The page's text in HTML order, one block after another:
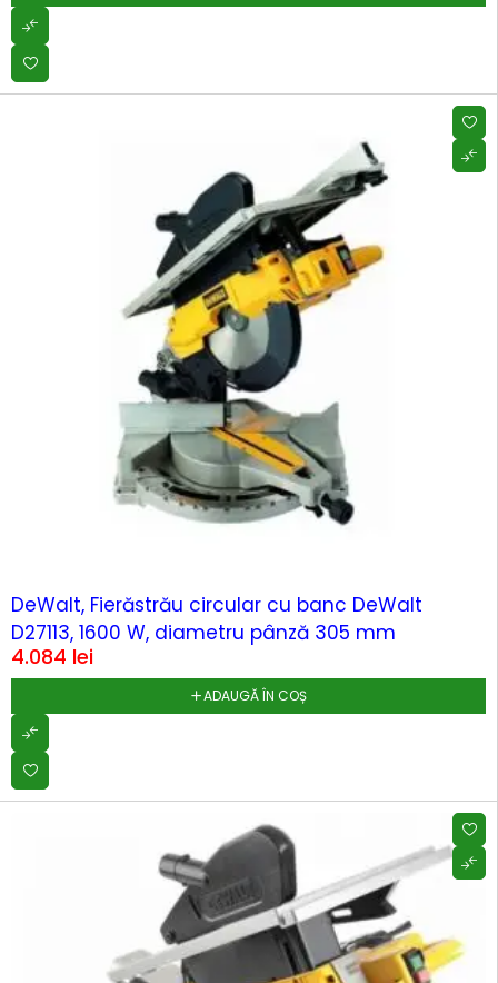
DeWalt, Fierăstrău circular cu banc DeWalt
D27113, 1600 W, diametru pânză 305 mm
4.084 lei
ADAUGĂ ÎN COȘ